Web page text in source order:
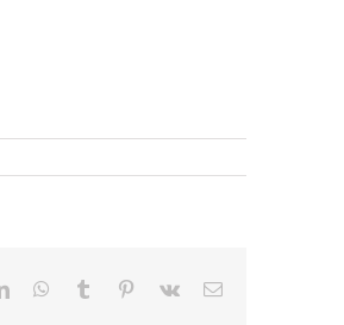
LinkedInWhatsApp
Tumblr Pinterest
Vk
E-